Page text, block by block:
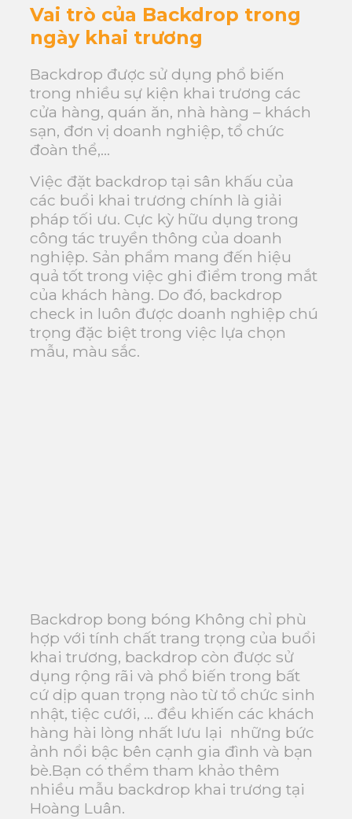
Vai trò của Backdrop trong
ngày khai trương
Backdrop được sử dụng phổ biến
trong nhiều sự kiện khai trương các
cửa hàng, quán ăn, nhà hàng – khách
sạn, đơn vị doanh nghiệp, tổ chức
đoàn thể,…
Việc đặt backdrop tại sân khấu của
các buổi khai trương chính là giải
pháp tối ưu. Cực kỳ hữu dụng trong
công tác truyền thông của doanh
nghiệp. Sản phẩm mang đến hiệu
quả tốt trong việc ghi điểm trong mắt
của khách hàng. Do đó, backdrop
check in luôn được doanh nghiệp chú
trọng đặc biệt trong việc lựa chọn
mẫu, màu sắc.
Backdrop bong bóng Không chỉ phù
hợp với tính chất trang trọng của buổi
khai trương, backdrop còn được sử
dụng rộng rãi và phổ biến trong bất
cứ dịp quan trọng nào từ tổ chức sinh
nhật, tiệc cưới, … đều khiến các khách
hàng hài lòng nhất lưu lại những bức
ảnh nổi bậc bên cạnh gia đình và bạn
bè.Bạn có thểm tham khảo thêm
nhiều mẫu backdrop khai trương tại
Hoàng Luân.